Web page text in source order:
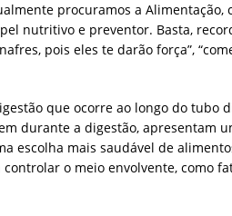
procuramos a Alimentação,
nutritivo e preventor. Basta,
pois eles te darão força”,
que ocorre ao longo do tubo
durante a digestão, apresentam
escolha mais saudável de
o meio envolvente, como